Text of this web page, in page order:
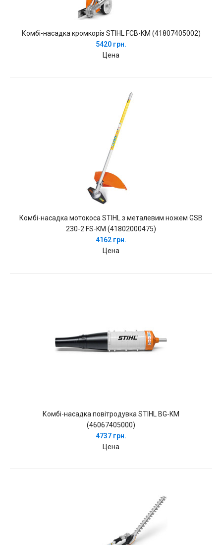
Комбі-насадка кромкоріз STIHL FCB-KM (41807405002)
5420 грн.
Цена
Комбі-насадка мотокоса STIHL з металевим ножем GSB
230-2 FS-KM (41802000475)
4162 грн.
Цена
Комбі-насадка повітродувка STIHL BG-KM
(46067405000)
4737 грн.
Цена